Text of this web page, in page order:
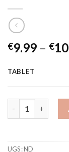
€9.99 – €
TABLET
UGS :ND